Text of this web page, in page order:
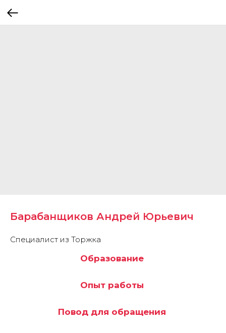
Барабанщиков Андрей Юрьевич
Специалист из Торжка
Образование
Опыт работы
Повод для обращения